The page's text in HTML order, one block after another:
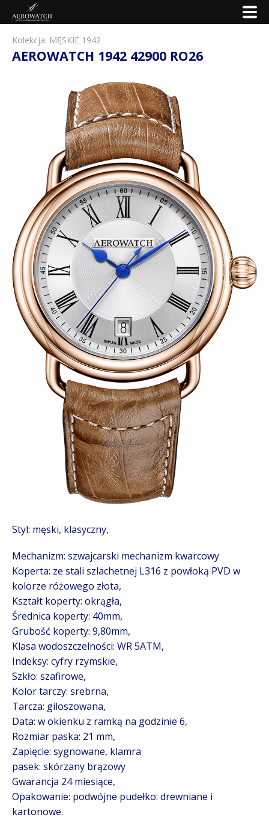
Kolekcja: MĘSKIE 1942
AEROWATCH 1942 42900 RO26
Styl: męski, klasyczny,
Mechanizm: szwajcarski mechanizm kwarcowy
Koperta: ze stali szlachetnej L316 z powłoką PVD w
kolorze różowego złota,
Kształt koperty: okrągła,
Średnica koperty: 40mm,
Grubość koperty: 9,80mm,
Klasa wodoszczelności: WR 5ATM,
Indeksy: cyfry rzymskie,
Szkło: szafirowe,
Kolor tarczy: srebrna,
Tarcza: giloszowana,
Data: w okienku z ramką na godzinie 6,
Rozmiar paska: 21 mm,
Zapięcie: sygnowane, klamra
pasek: skórzany brązowy
Gwarancja 24 miesiące,
Opakowanie: podwójne pudełko: drewniane i
kartonowe.